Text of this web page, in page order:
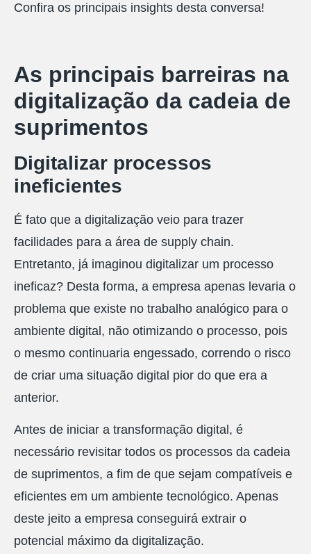
Confira os principais insights desta conversa!
As principais barreiras na
digitalização da cadeia de
suprimentos
Digitalizar processos
ineficientes
É fato que a digitalização veio para trazer
facilidades para a área de supply chain.
Entretanto, já imaginou digitalizar um processo
ineficaz? Desta forma, a empresa apenas levaria o
problema que existe no trabalho analógico para o
ambiente digital, não otimizando o processo, pois
o mesmo continuaria engessado, correndo o risco
de criar uma situação digital pior do que era a
anterior.
Antes de iniciar a transformação digital, é
necessário revisitar todos os processos da cadeia
de suprimentos, a fim de que sejam compatíveis e
eficientes em um ambiente tecnológico. Apenas
deste jeito a empresa conseguirá extrair o
potencial máximo da digitalização.